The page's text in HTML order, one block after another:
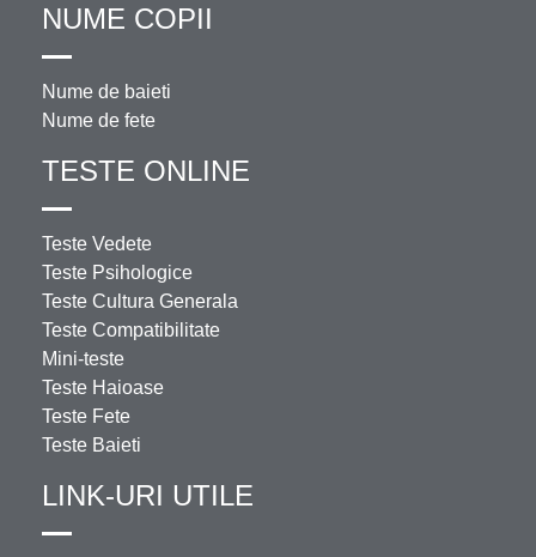
NUME COPII
Nume de baieti
Nume de fete
TESTE ONLINE
Teste Vedete
Teste Psihologice
Teste Cultura Generala
Teste Compatibilitate
Mini-teste
Teste Haioase
Teste Fete
Teste Baieti
LINK-URI UTILE